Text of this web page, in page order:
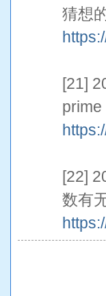
猜想
[21]
prime
[22]
数有